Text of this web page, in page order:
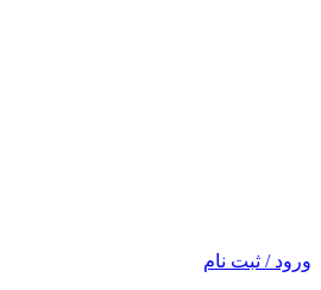
ورود / ثبت نام